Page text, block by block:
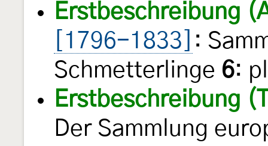
Erstbeschreibung
[1796-1833]
:
Schmetterlinge 6:
Erstbeschreibung
Der Sammlung